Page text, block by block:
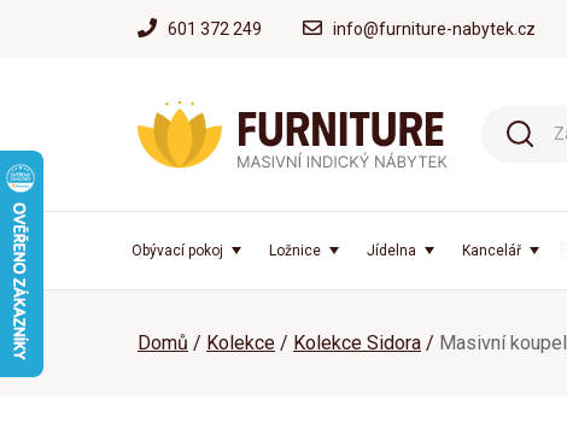
601 372 249 info@furniture-nabytek.cz
Obývací pokoj Ložnice Jídelna Kancelář
Domů Kolekce Kolekce Sidora Masivní